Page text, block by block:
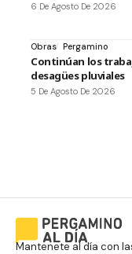
6 De Agosto De 2026
Obras Pergamino
Continúan los
desagües pluviales
5 De Agosto De 2026
Mantenete al día con